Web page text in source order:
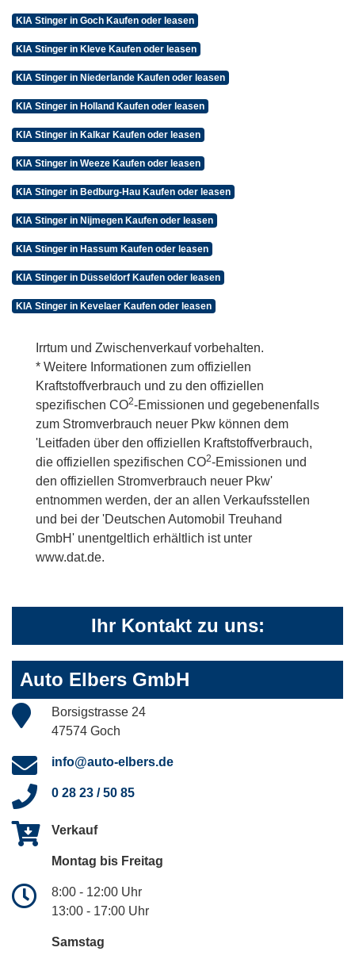
KIA Stinger in Goch Kaufen oder leasen
KIA Stinger in Kleve Kaufen oder leasen
KIA Stinger in Niederlande Kaufen oder leasen
KIA Stinger in Holland Kaufen oder leasen
KIA Stinger in Kalkar Kaufen oder leasen
KIA Stinger in Weeze Kaufen oder leasen
KIA Stinger in Bedburg-Hau Kaufen oder leasen
KIA Stinger in Nijmegen Kaufen oder leasen
KIA Stinger in Hassum Kaufen oder leasen
KIA Stinger in Düsseldorf Kaufen oder leasen
KIA Stinger in Kevelaer Kaufen oder leasen
Irrtum und Zwischenverkauf vorbehalten.
* Weitere Informationen zum offiziellen
Kraftstoffverbrauch und zu den offiziellen
spezifischen CO2-Emissionen und gegebenenfalls
zum Stromverbrauch neuer Pkw können dem
'Leitfaden über den offiziellen Kraftstoffverbrauch,
die offiziellen spezifischen CO2-Emissionen und
den offiziellen Stromverbrauch neuer Pkw'
entnommen werden, der an allen Verkaufsstellen
und bei der 'Deutschen Automobil Treuhand
GmbH' unentgeltlich erhältlich ist unter
www.dat.de.
Ihr Kontakt zu uns:
Auto Elbers GmbH
Borsigstrasse 24
47574 Goch
info@auto-elbers.de
0 28 23 / 50 85
Verkauf
Montag bis Freitag
8:00 - 12:00 Uhr
13:00 - 17:00 Uhr
Samstag